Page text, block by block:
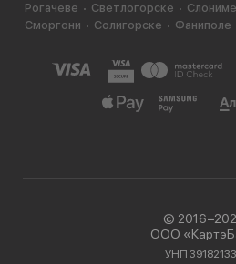
Рогачеве
Светлогорске Слониме
Сморгони
Солигорске Фаниполе
©
ООО
УНП